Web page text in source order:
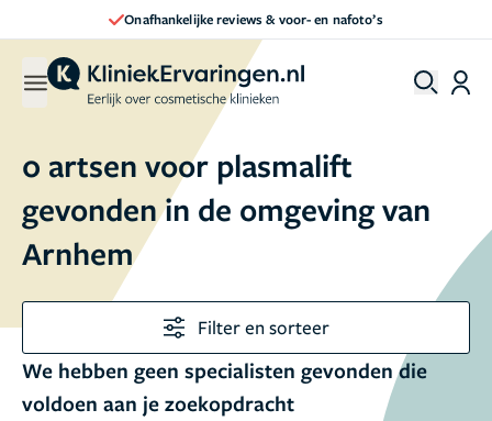
Onafhankelijke reviews & voor- en nafoto’s
0 artsen voor plasmalift
gevonden in de omgeving van
Arnhem
Filter en sorteer
We hebben geen specialisten gevonden die
voldoen aan je zoekopdracht